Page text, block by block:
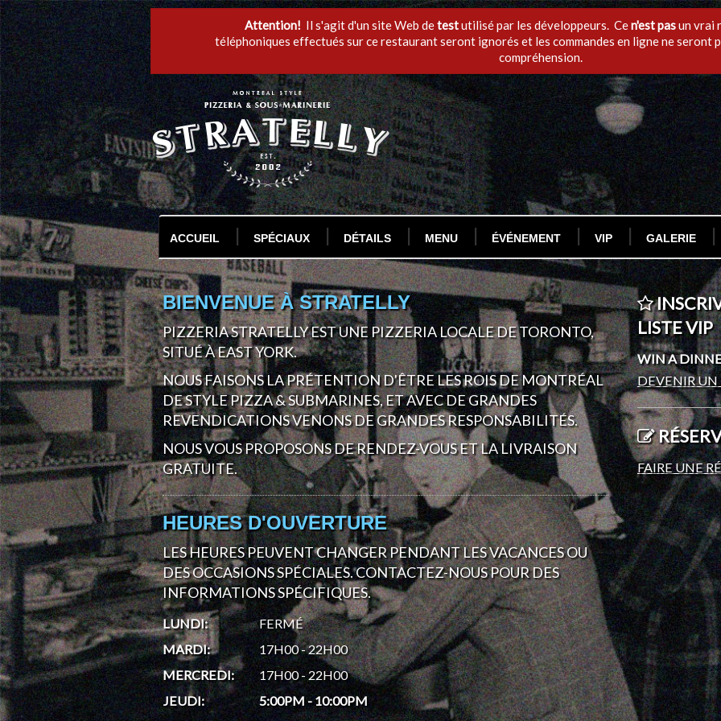
Attention! Il s'agit d'un site Web detestutilisé par les développeurs. Cen'est pasun vrai
téléphoniques effectués sur ce restaurant seront ignorés et les commandes en ligne ne seront
compréhension.
ACCUEIL SPÉCIAUX DÉTAILS MENU ÉVÉNEMENT VIP GALERIE
BIENVENUE À STRATELLY
PIZZERIA STRATELLY EST UNE PIZZERIA LOCALE DE TORONTO,
SITUÉ À EAST YORK.
NOUS FAISONS LA PRÉTENTION D'ÊTRE LES ROIS DE MONTRÉAL
DE STYLE PIZZA & SUBMARINES, ET AVEC DE GRANDES
REVENDICATIONS VENONS DE GRANDES RESPONSABILITÉS.
NOUS VOUS PROPOSONS DE RENDEZ-VOUS ET LA LIVRAISON
GRATUITE.
HEURES D'OUVERTURE
LES HEURES PEUVENT CHANGER PENDANT LES VACANCES OU
DES OCCASIONS SPÉCIALES. CONTACTEZ-NOUS POUR DES
INFORMATIONS SPÉCIFIQUES.
LUNDI:
FERMÉ
MARDI:
17H00 - 22H00
MERCREDI:
17H00 - 22H00
JEUDI:
5:00PM - 10:00PM
LISTE VIP
WIN A
DEVENIR UN
FAIRE UNE